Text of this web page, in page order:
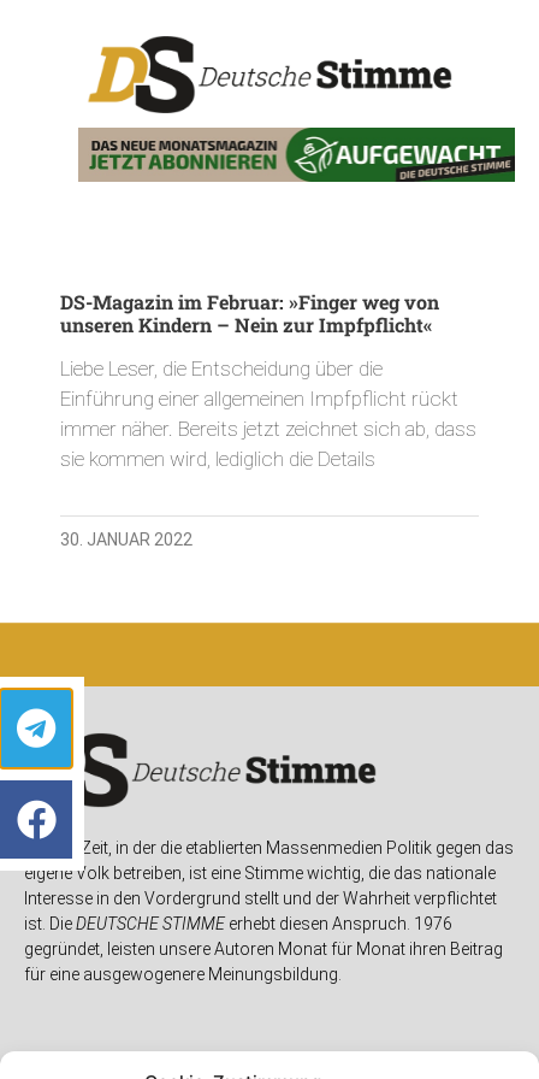
DS-Magazin im Februar: »Finger weg von
unseren Kindern – Nein zur Impfpflicht«
Liebe Leser, die Entscheidung über die
Einführung einer allgemeinen Impfpflicht rückt
immer näher. Bereits jetzt zeichnet sich ab, dass
sie kommen wird, lediglich die Details
30. JANUAR 2022
In einer Zeit, in der die etablierten Massenmedien Politik gegen das
eigene Volk betreiben, ist eine Stimme wichtig, die das nationale
Interesse in den Vordergrund stellt und der Wahrheit verpflichtet
ist. DieDEUTSCHE STIMMEerhebt diesen Anspruch. 1976
gegründet, leisten unsere Autoren Monat für Monat ihren Beitrag
für eine ausgewogenere Meinungsbildung.